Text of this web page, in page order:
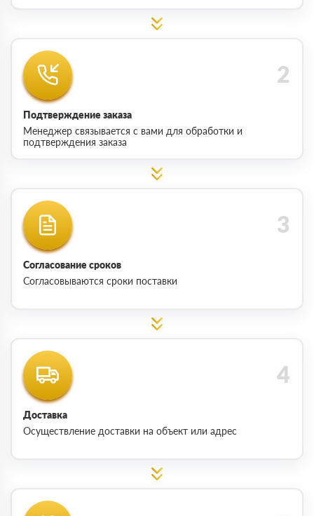
Подтверждение заказа
Менеджер связывается с вами для обработки и
подтверждения заказа
Согласование сроков
Согласовываются сроки поставки
Доставка
Осуществление доставки на объект или адрес